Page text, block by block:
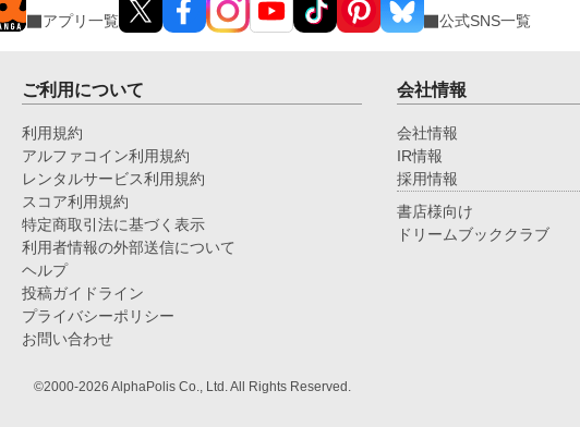
アプリ一覧 公式SNS一覧
ご利用について
利用規約
アルファコイン利用規約
レンタルサービス利用規約
スコア利用規約
特定商取引法に基づく表示
利用者情報の外部送信について
ヘルプ
投稿ガイドライン
プライバシーポリシー
お問い合わせ
会社情報
会社情報
IR情報
採用情報
書店様向け
ドリームブッククラブ
©2000-2026 AlphaPolis Co., Ltd. All Rights Reserved.